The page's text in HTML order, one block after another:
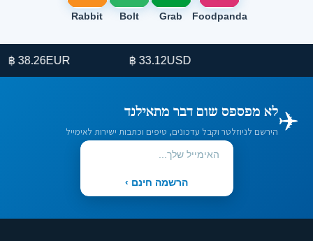
Foodpanda
Grab
Bolt
Rabbit
USD
33.12 ฿
EUR
38.26 ฿
✈️לא מפספס שום דבר מתאילנד
הירשם לניוזלטר וקבל עדכונים, טיפים וכתבות ישירות לאימייל
הרשמה חינם ›